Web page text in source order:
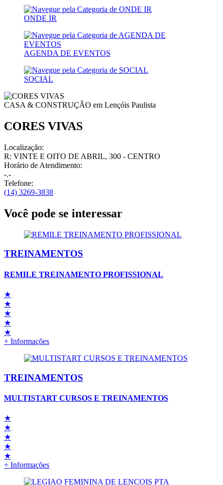
ONDE IR
AGENDA DE EVENTOS
SOCIAL
CASA & CONSTRUÇÃO em Lençóis Paulista
CORES VIVAS
Localização:
R: VINTE E OITO DE ABRIL, 300 - CENTRO
Horário de Atendimento:
-.-
Telefone:
(14) 3269-3838
Você pode se interessar
TREINAMENTOS
REMILE TREINAMENTO PROFISSIONAL
★
★
★
★
★
+ Informações
TREINAMENTOS
MULTISTART CURSOS E TREINAMENTOS
★
★
★
★
★
+ Informações